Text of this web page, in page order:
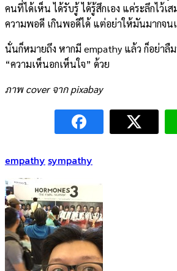
คนที่ได้เห็น ได้รับรู้ ได้รู้สึกเอง แค่ระลึกไว้เ
ความพอดี เกินพอดีได้ แต่อย่าให้มันมากจน
นั่นก็หมายถึง หากมี empathy แล้ว ก็อย่าลื
“ความเห็นอกเห็นใจ” ด้วย
ภาพ cover จาก pixabay
empathy sympathy